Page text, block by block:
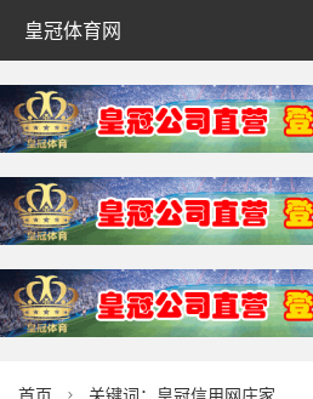
皇冠体育网
首页  关键词：皇冠信用网庄家